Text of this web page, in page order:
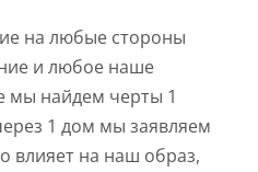
на любые стороны
и любое наше
мы найдем черты 1
1 дом мы заявляем
влияет на наш образ,